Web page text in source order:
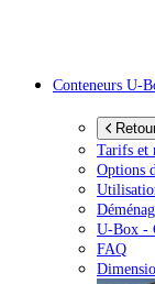
Conteneurs U-
Tarifs et
Options
U-Box -
FAQ